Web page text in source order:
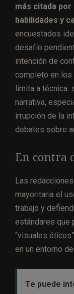
más citada
habilidades y
encuestados
desafío
intención de
completo en los
limita a
narrativa,
irrupción de la
debates sobre
En contra
Las
mayoritaria el
trabajo y
estándares que
“visuales
en un entorno
Te puede